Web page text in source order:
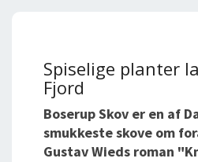
Spiselige planter
Fjord
Boserup Skov er en af
smukkeste skove om
Gustav Wieds roman